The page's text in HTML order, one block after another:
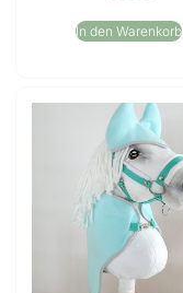
In den Warenkorb